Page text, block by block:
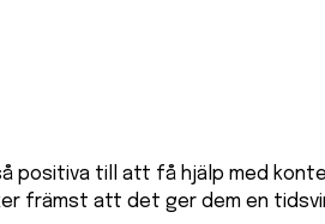
positiva till att få hjälp med
främst att det ger dem en